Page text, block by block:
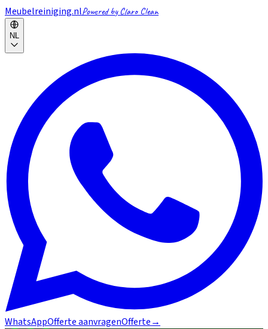
Meubelreiniging.nlPowered by Claro Clean
NL
WhatsAppOfferte aanvragenOfferte→